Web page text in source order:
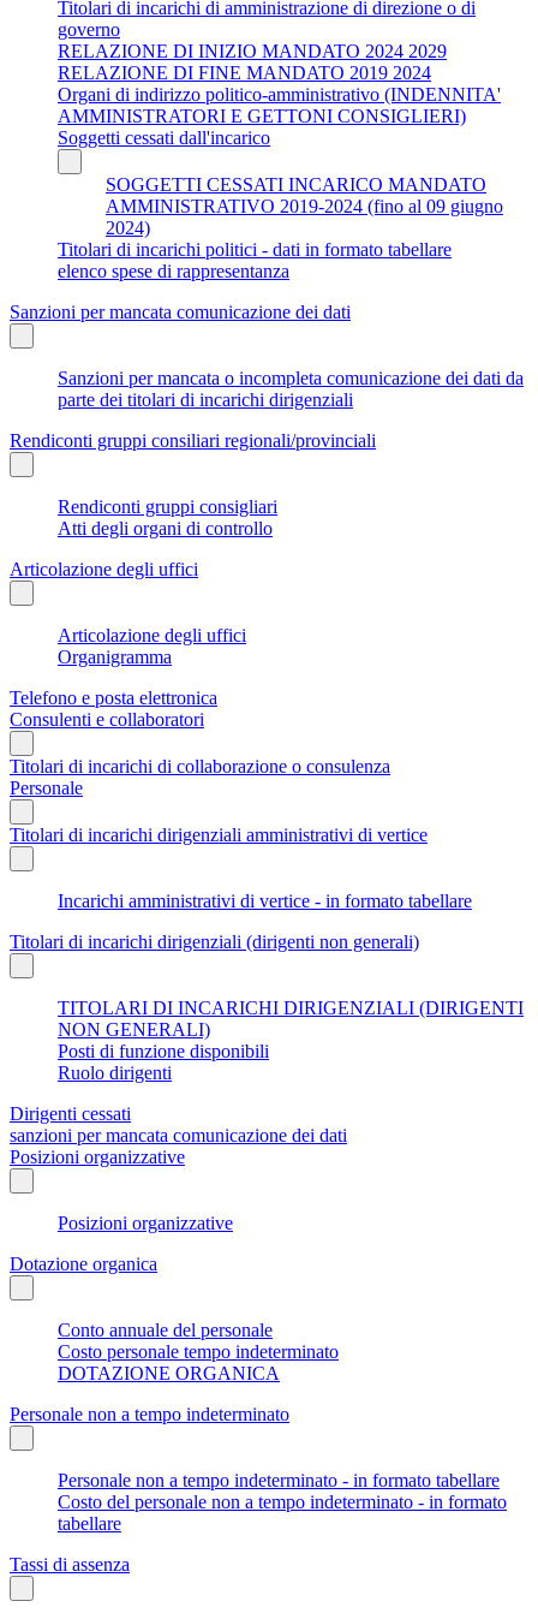
Titolari di incarichi di amministrazione di direzione o di
governo
RELAZIONE DI INIZIO MANDATO 2024 2029
RELAZIONE DI FINE MANDATO 2019 2024
Organi di indirizzo politico-amministrativo (INDENNITA'
AMMINISTRATORI E GETTONI CONSIGLIERI)
Soggetti cessati dall'incarico
SOGGETTI CESSATI INCARICO MANDATO
AMMINISTRATIVO 2019-2024 (fino al 09 giugno
2024)
Titolari di incarichi politici - dati in formato tabellare
elenco spese di rappresentanza
Sanzioni per mancata comunicazione dei dati
Sanzioni per mancata o incompleta comunicazione dei dati da
parte dei titolari di incarichi dirigenziali
Rendiconti gruppi consiliari regionali/provinciali
Rendiconti gruppi consigliari
Atti degli organi di controllo
Articolazione degli uffici
Articolazione degli uffici
Organigramma
Telefono e posta elettronica
Consulenti e collaboratori
Titolari di incarichi di collaborazione o consulenza
Personale
Titolari di incarichi dirigenziali amministrativi di vertice
Incarichi amministrativi di vertice - in formato tabellare
Titolari di incarichi dirigenziali (dirigenti non generali)
TITOLARI DI INCARICHI DIRIGENZIALI (DIRIGENTI
NON GENERALI)
Posti di funzione disponibili
Ruolo dirigenti
Dirigenti cessati
sanzioni per mancata comunicazione dei dati
Posizioni organizzative
Posizioni organizzative
Dotazione organica
Conto annuale del personale
Costo personale tempo indeterminato
DOTAZIONE ORGANICA
Personale non a tempo indeterminato
Personale non a tempo indeterminato - in formato tabellare
Costo del personale non a tempo indeterminato - in formato
tabellare
Tassi di assenza